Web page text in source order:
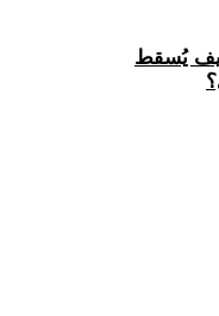
كيف يُسقط